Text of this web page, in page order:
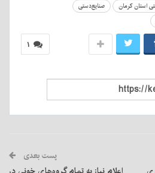
استان کرمان
صنایع‌دستی
۱
پست بعدی